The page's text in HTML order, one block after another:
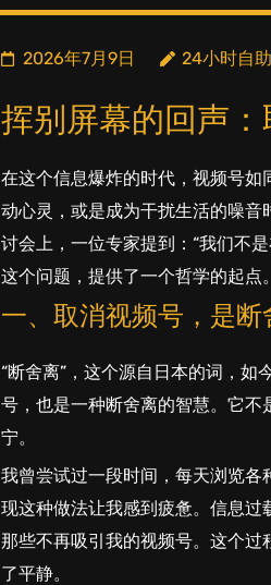
2026年7月9日 24小时自
挥别屏幕的回声
在这个信息爆炸的时代，视频号
动心灵，或是成为干扰生活的噪
讨会上，一位专家提到：“我们不
这个问题，提供了一个哲学的起点。
一、取消视频号，是断
“断舍离”，这个源自日本的词，
号，也是一种断舍离的智慧。它
宁。
我曾尝试过一段时间，每天浏览
现这种做法让我感到疲惫。信息
那些不再吸引我的视频号。这个
了平静。